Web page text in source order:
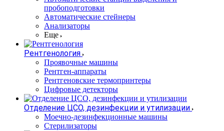
пробоподготовки
Автоматические стейнеры
Анализаторы
Еще
Рентгенология
Проявочные машины
Рентген-аппараты
Рентгеновские термопринтеры
Цифровые детекторы
Отделение ЦСО, дезинфекции и утилизации
Моечно-дезинфекционные машины
Стерилизаторы